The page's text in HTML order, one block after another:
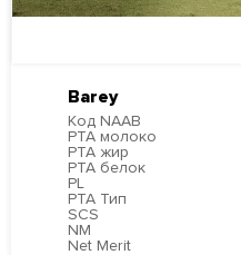
Barey
Код NAAB
PTA молоко
PTA жир
PTA белок
PL
PTA Тип
SCS
NM
Net Merit